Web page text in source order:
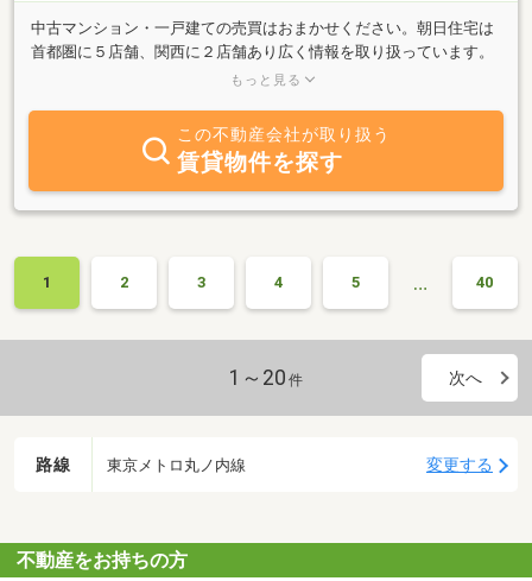
中古マンション・一戸建ての売買はおまかせください。朝日住宅は
首都圏に５店舗、関西に２店舗あり広く情報を取り扱っています。
ダブルコンサルタントのフォロー体制でお客様のご希望に応えまた
もっと見る
この不動産会社が取り扱う
賃貸物件を探す
1 2 3 4 5 … 40
1～20 件 次へ
路線 東京メトロ丸ノ内線 変更する
不動産をお持ちの方